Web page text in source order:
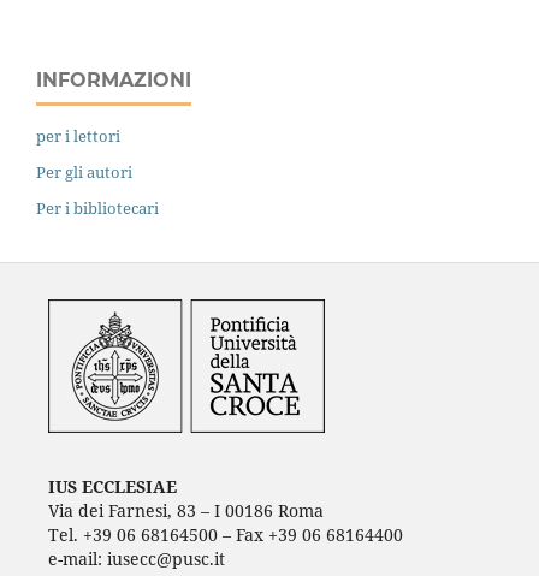
INFORMAZIONI
per i lettori
Per gli autori
Per i bibliotecari
IUS ECCLESIAE
Via dei Farnesi, 83 – I 00186 Roma
Tel. +39 06 68164500 – Fax +39 06 68164400
e-mail: iusecc@pusc.it